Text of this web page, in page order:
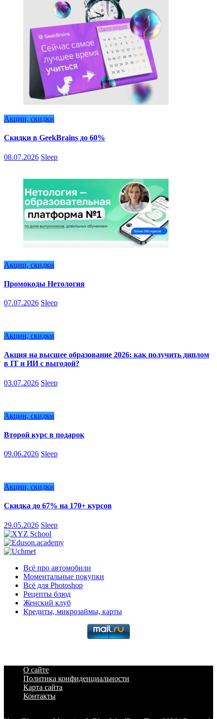
Акции, скидки
Скидки в GeekBrains до 60%
08.07.2026 Sleep
Акции, скидки
Промокоды Нетология
07.07.2026 Sleep
Акции, скидки
Акция на высшее образование 2026: как получить диплом
в IT и ИИ с выгодой?
03.07.2026 Sleep
Акции, скидки
Второй курс в подарок
09.06.2026 Sleep
Акции, скидки
Скидка до 67% на 170+ курсов
29.05.2026 Sleep
Всё про автомобили
Моментальные покупки
Всё для Photoshop
Рецепты блюд
Женский клуб
Кредиты, микрозаймы, карты
О сайте
Политика конфиденциальности
Карта сайта
Контакты